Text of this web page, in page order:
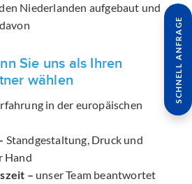
Niederlanden aufgebaut und
Sie uns als Ihren
wählen
in der europäischen
Standgestaltung, Druck und
Hand
– unser Team beantwortet
SCHNELL ANFRAGE